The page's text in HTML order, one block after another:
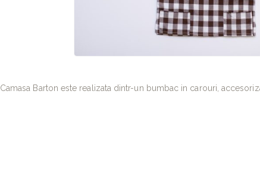
Camasa Barton este realizata dintr-un bumbac in carouri,